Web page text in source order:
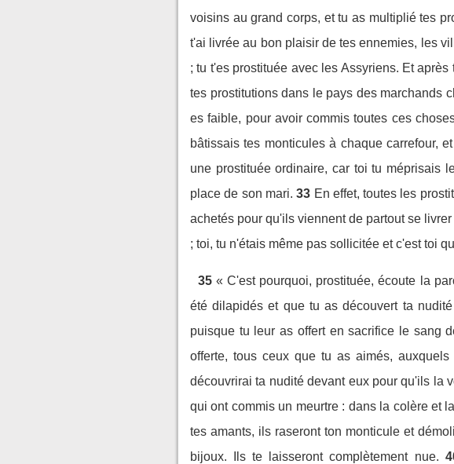
voisins au grand corps, et tu as multiplié tes
t'ai livrée au bon plaisir de tes ennemies, les
; tu t'es prostituée avec les Assyriens. Et
tes prostitutions dans le pays des marchands
es faible, pour avoir commis toutes ces
bâtissais tes monticules à chaque carrefour,
une prostituée ordinaire, car toi tu méprisais
place de son mari. 33 En effet, toutes les
achetés pour qu'ils viennent de partout se
; toi, tu n'étais même pas sollicitée et c'est toi
35 « C'est pourquoi, prostituée, écoute la
été dilapidés et que tu as découvert ta
puisque tu leur as offert en sacrifice le sang
offerte, tous ceux que tu as aimés,
découvrirai ta nudité devant eux pour qu'ils la
qui ont commis un meurtre : dans la colère et
tes amants, ils raseront ton monticule et
bijoux. Ils te laisseront complètement nue.